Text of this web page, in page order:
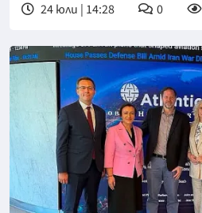
24 юли | 14:28 0